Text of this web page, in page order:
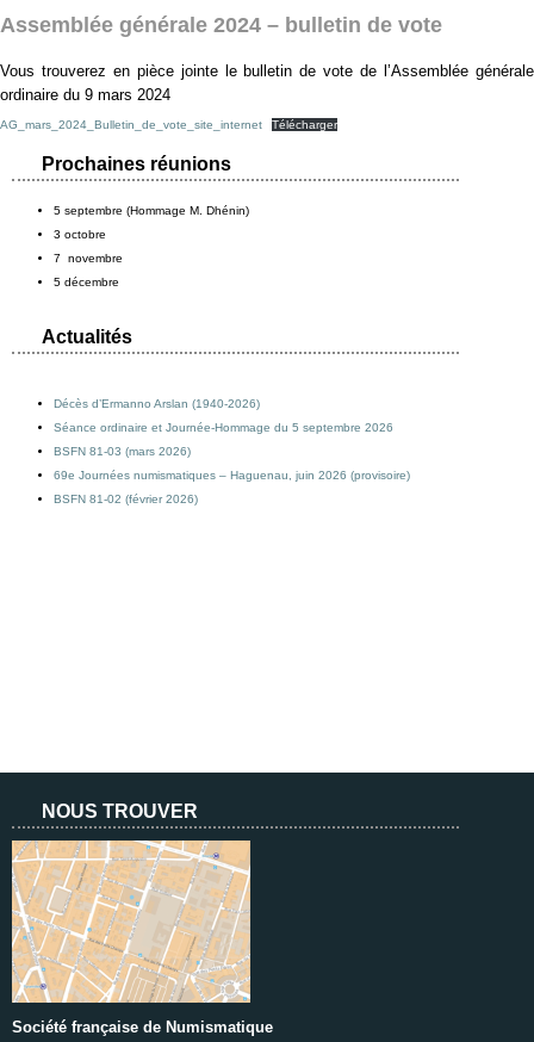
Assemblée générale 2024 – bulletin de vote
Vous trouverez en pièce jointe le bulletin de vote de l’Assemblée générale
ordinaire du 9 mars 2024
AG_mars_2024_Bulletin_de_vote_site_internet Télécharger
Prochaines réunions
5 septembre (Hommage M. Dhénin)
3 octobre
7 novembre
5 décembre
Actualités
Décès d’Ermanno Arslan (1940-2026)
Séance ordinaire et Journée-Hommage du 5 septembre 2026
BSFN 81-03 (mars 2026)
69e Journées numismatiques – Haguenau, juin 2026 (provisoire)
BSFN 81-02 (février 2026)
NOUS TROUVER
Société française de Numismatique